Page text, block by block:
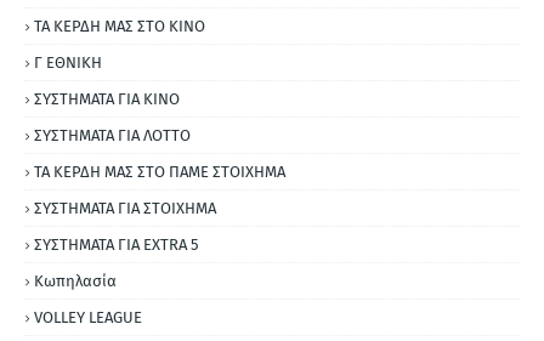
ΤΑ ΚΕΡΔΗ ΜΑΣ ΣΤΟ ΚΙΝΟ
Γ ΕΘΝΙΚΗ
ΣΥΣΤΗΜΑΤΑ ΓΙΑ ΚΙΝΟ
ΣΥΣΤΗΜΑΤΑ ΓΙΑ ΛΟΤΤΟ
ΤΑ ΚΕΡΔΗ ΜΑΣ ΣΤΟ ΠΑΜΕ ΣΤΟΙΧΗΜΑ
ΣΥΣΤΗΜΑΤΑ ΓΙΑ ΣΤΟΙΧΗΜΑ
ΣΥΣΤΗΜΑΤΑ ΓΙΑ ΕΧΤRΑ 5
Κωπηλασία
VOLLEY LEAGUE